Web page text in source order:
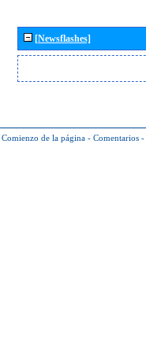
[Newsflashes]
Comienzo de la página - Comentarios -